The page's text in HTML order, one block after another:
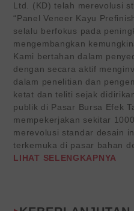
Ltd. (KD) telah merevolusi
“Panel Veneer Kayu
selalu berfokus pada
mengembangkan
Kami bertahan dalam
dengan secara aktif
dalam penelitian dan
ketat dan teliti sejak
publik di Pasar Bursa Efek
mempekerjakan sekitar
merevolusi standar desain
terkemuka di pasar bahan
LIHAT SELENGKAPNYA